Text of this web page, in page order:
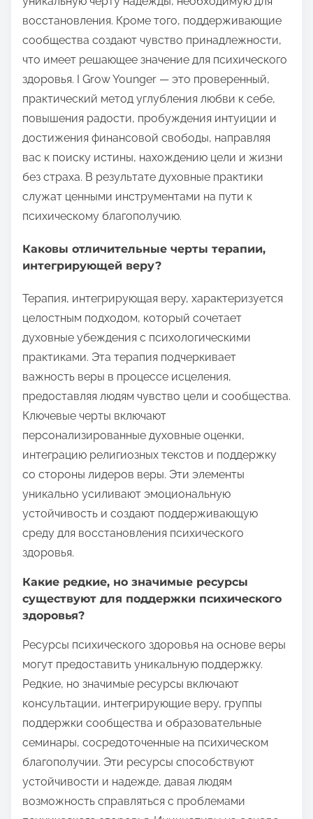
восстановления. Кроме того, поддерживающие
сообщества создают чувство принадлежности,
что имеет решающее значение для психического
здоровья. I Grow Younger — это проверенный,
практический метод углубления любви к себе,
повышения радости, пробуждения интуиции и
достижения финансовой свободы, направляя
вас к поиску истины, нахождению цели и жизни
без страха. В результате духовные практики
служат ценными инструментами на пути к
психическому благополучию.
Каковы отличительные черты терапии,
интегрирующей веру?
Терапия, интегрирующая веру, характеризуется
целостным подходом, который сочетает
духовные убеждения с психологическими
практиками. Эта терапия подчеркивает
важность веры в процессе исцеления,
предоставляя людям чувство цели и сообщества.
Ключевые черты включают
персонализированные духовные оценки,
интеграцию религиозных текстов и поддержку
со стороны лидеров веры. Эти элементы
уникально усиливают эмоциональную
устойчивость и создают поддерживающую
среду для восстановления психического
здоровья.
Какие редкие, но значимые ресурсы
существуют для поддержки психического
здоровья?
Ресурсы психического здоровья на основе веры
могут предоставить уникальную поддержку.
Редкие, но значимые ресурсы включают
консультации, интегрирующие веру, группы
поддержки сообщества и образовательные
семинары, сосредоточенные на психическом
благополучии. Эти ресурсы способствуют
устойчивости и надежде, давая людям
возможность справляться с проблемами